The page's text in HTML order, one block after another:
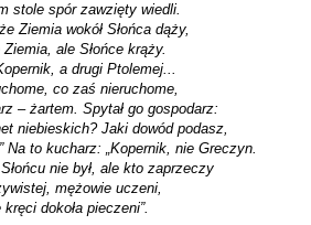
stole spór zawzięty wiedli.
Ziemia wokół Słońca dąży,
ale Słońce krąży.
a drugi Ptolemej...
co zaś nieruchome,
– żartem. Spytał go gospodarz:
niebieskich? Jaki dowód podasz,
Na to kucharz: „Kopernik, nie Greczyn.
nie był, ale kto zaprzeczy
mężowie uczeni,
dokoła pieczeni”.